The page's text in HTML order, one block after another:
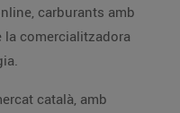
carburants amb
la comercialitzadora
català, amb